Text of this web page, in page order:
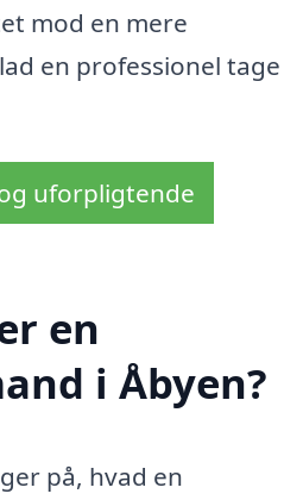
mod en mere
en professionel tage
uforpligtende
en
i Åbyen?
på, hvad en